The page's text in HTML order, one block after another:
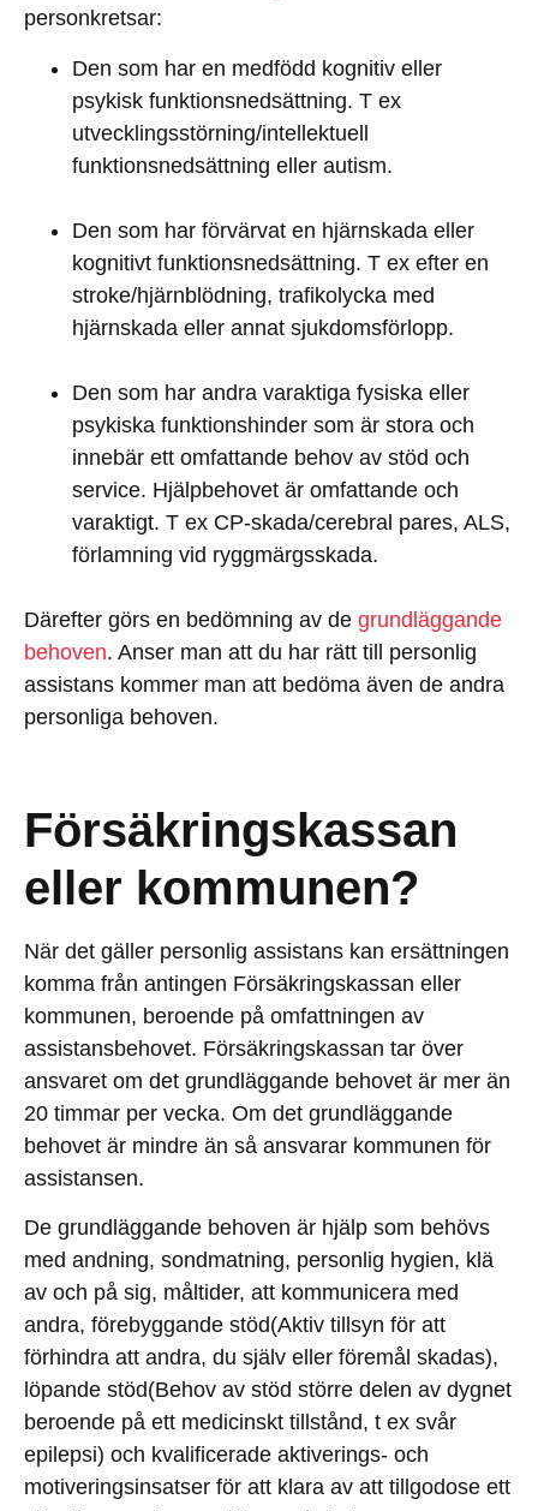
personkretsar:
Den som har en medfödd kognitiv eller
psykisk funktionsnedsättning. T ex
utvecklingsstörning/intellektuell
funktionsnedsättning eller autism.
Den som har förvärvat en hjärnskada eller
kognitivt funktionsnedsättning. T ex efter en
stroke/hjärnblödning, trafikolycka med
hjärnskada eller annat sjukdomsförlopp.
Den som har andra varaktiga fysiska eller
psykiska funktionshinder som är stora och
innebär ett omfattande behov av stöd och
service. Hjälpbehovet är omfattande och
varaktigt. T ex CP-skada/cerebral pares, ALS,
förlamning vid ryggmärgsskada.
Därefter görs en bedömning av de grundläggande
behoven. Anser man att du har rätt till personlig
assistans kommer man att bedöma även de andra
personliga behoven.
Försäkringskassan
eller kommunen?
När det gäller personlig assistans kan ersättningen
komma från antingen Försäkringskassan eller
kommunen, beroende på omfattningen av
assistansbehovet. Försäkringskassan tar över
ansvaret om det grundläggande behovet är mer än
20 timmar per vecka. Om det grundläggande
behovet är mindre än så ansvarar kommunen för
assistansen.
De grundläggande behoven är hjälp som behövs
med andning, sondmatning, personlig hygien, klä
av och på sig, måltider, att kommunicera med
andra, förebyggande stöd(Aktiv tillsyn för att
förhindra att andra, du själv eller föremål skadas),
löpande stöd(Behov av stöd större delen av dygnet
beroende på ett medicinskt tillstånd, t ex svår
epilepsi) och kvalificerade aktiverings- och
motiveringsinsatser för att klara av att tillgodose ett